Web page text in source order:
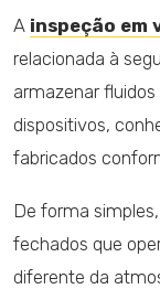
A inspeção em
relacionada à
armazenar
dispositivos,
fabricados
De forma
fechados que
diferente da